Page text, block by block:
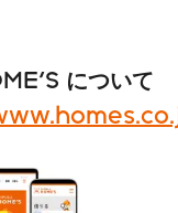
について